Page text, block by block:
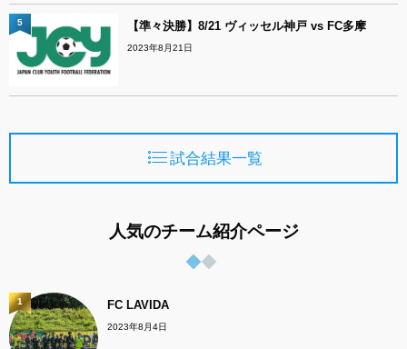
【準々決勝】8/21 ヴィッセル神戸 vs FC多摩
2023年8月21日
5
試合結果一覧
人気のチーム紹介ページ
FC LAVIDA
2023年8月4日
1